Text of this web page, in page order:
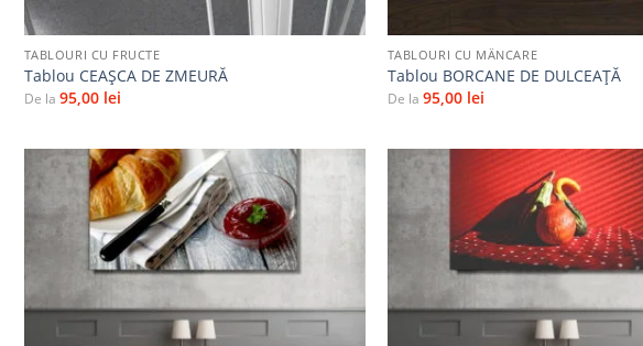
TABLOURI CU FRUCTE
Tablou CEAŞCA DE ZMEURĂ
De la 95,00 lei
TABLOURI CU MÂNCARE
Tablou BORCANE DE DULCEAŢĂ
De la 95,00 lei